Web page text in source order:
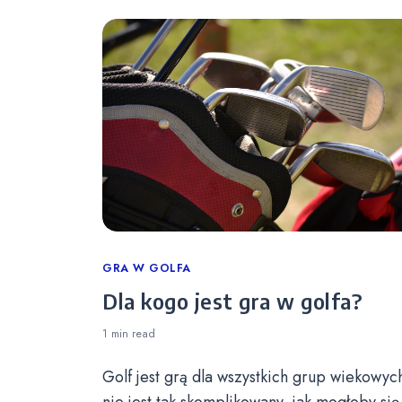
Categories
GRA W GOLFA
Dla kogo jest gra w golfa?
1 min read
Golf jest grą dla wszystkich grup